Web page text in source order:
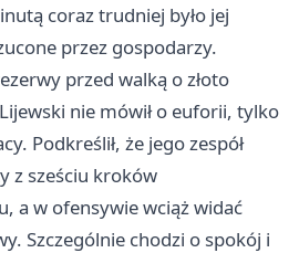
coraz trudniej było jej
przez gospodarzy.
przed walką o złoto
nie mówił o euforii, tylko
Podkreślił, że jego zespół
z sześciu kroków
a w ofensywie wciąż widać
Szczególnie chodzi o spokój i